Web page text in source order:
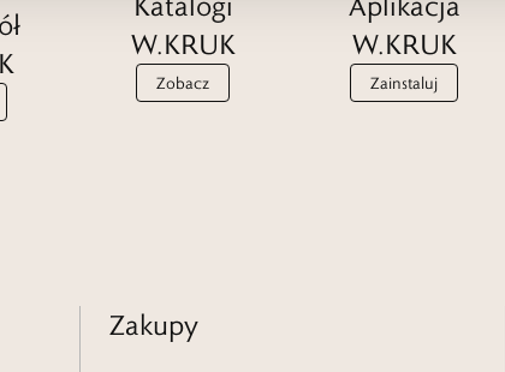
W.KRUK
Zobacz
W.KRUK
Zainstaluj
Zakupy